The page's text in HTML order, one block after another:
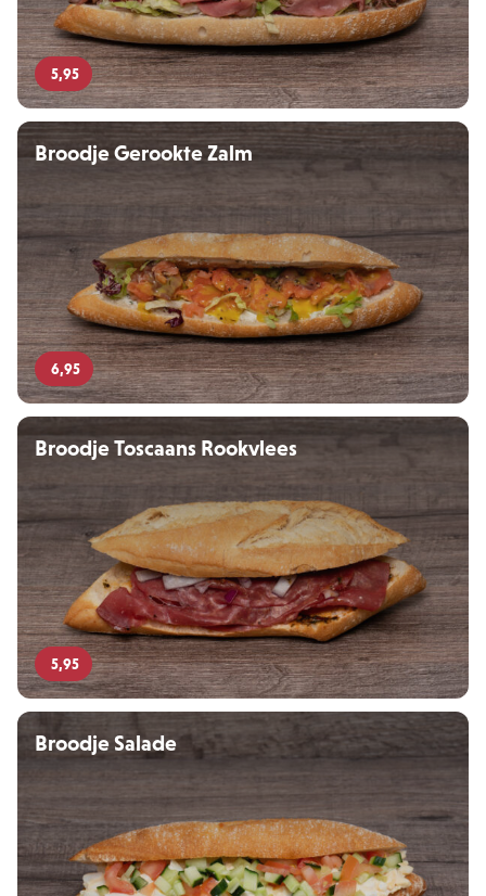
5,95
Broodje Gerookte Zalm
6,95
Broodje Toscaans Rookvlees
5,95
Broodje Salade